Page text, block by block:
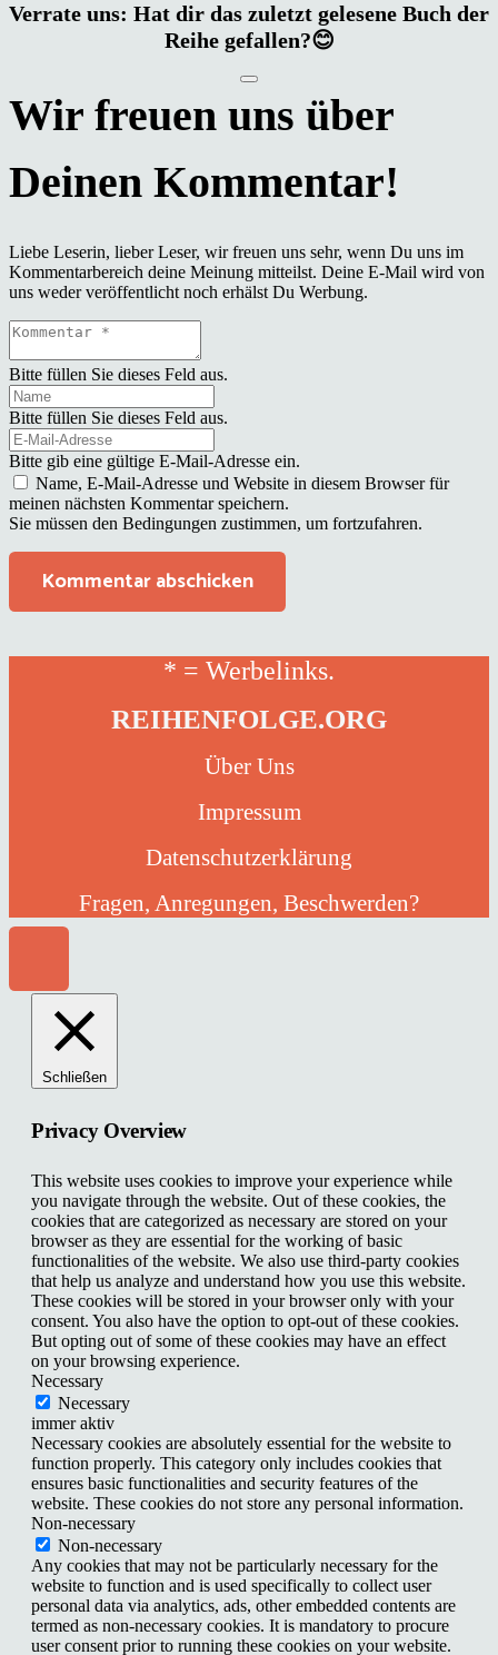
Verrate uns: Hat dir das zuletzt gelesene Buch der
Reihe gefallen?😊
Liebe Leserin, lieber Leser, wir freuen uns sehr, wenn Du uns im
Kommentarbereich deine Meinung mitteilst. Deine E-Mail wird von
uns weder veröffentlicht noch erhälst Du Werbung.
Bitte füllen Sie dieses Feld aus.
Bitte füllen Sie dieses Feld aus.
Bitte gib eine gültige E-Mail-Adresse ein.
Name, E-Mail-Adresse und Website in diesem Browser für
meinen nächsten Kommentar speichern.
Sie müssen den Bedingungen zustimmen, um fortzufahren.
Kommentar abschicken
* = Werbelinks.
REIHENFOLGE.ORG
Über Uns
Impressum
Datenschutzerklärung
Fragen, Anregungen, Beschwerden?
Schließen
Privacy Overview
This website uses cookies to improve your experience while
you navigate through the website. Out of these cookies, the
cookies that are categorized as necessary are stored on your
browser as they are essential for the working of basic
functionalities of the website. We also use third-party cookies
that help us analyze and understand how you use this website.
These cookies will be stored in your browser only with your
consent. You also have the option to opt-out of these cookies.
But opting out of some of these cookies may have an effect
on your browsing experience.
Necessary
Necessary
immer aktiv
Necessary cookies are absolutely essential for the website to
function properly. This category only includes cookies that
ensures basic functionalities and security features of the
website. These cookies do not store any personal information.
Non-necessary
Non-necessary
Any cookies that may not be particularly necessary for the
website to function and is used specifically to collect user
personal data via analytics, ads, other embedded contents are
termed as non-necessary cookies. It is mandatory to procure
user consent prior to running these cookies on your website.